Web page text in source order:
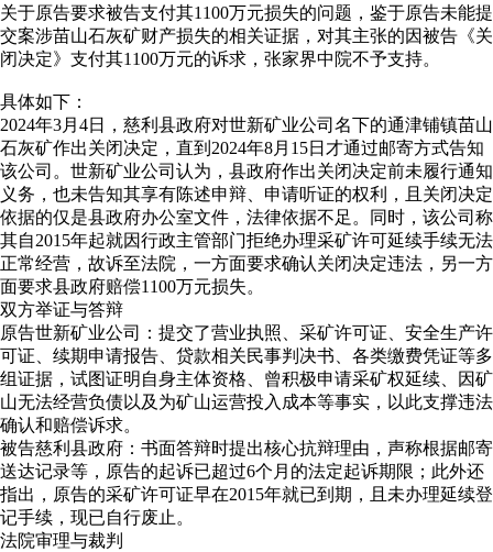
关于原告要求被告支付其1100万元损失的问题，鉴于原告未能提
交案涉苗山石灰矿财产损失的相关证据，对其主张的因被告《关
闭决定》支付其1100万元的诉求，张家界中院不予支持。
具体如下：
2024年3月4日，慈利县政府对世新矿业公司名下的通津铺镇苗山
石灰矿作出关闭决定，直到2024年8月15日才通过邮寄方式告知
该公司。世新矿业公司认为，县政府作出关闭决定前未履行通知
义务，也未告知其享有陈述申辩、申请听证的权利，且关闭决定
依据的仅是县政府办公室文件，法律依据不足。同时，该公司称
其自2015年起就因行政主管部门拒绝办理采矿许可延续手续无法
正常经营，故诉至法院，一方面要求确认关闭决定违法，另一方
面要求县政府赔偿1100万元损失。
双方举证与答辩
原告世新矿业公司：提交了营业执照、采矿许可证、安全生产许
可证、续期申请报告、贷款相关民事判决书、各类缴费凭证等多
组证据，试图证明自身主体资格、曾积极申请采矿权延续、因矿
山无法经营负债以及为矿山运营投入成本等事实，以此支撑违法
确认和赔偿诉求。
被告慈利县政府：书面答辩时提出核心抗辩理由，声称根据邮寄
送达记录等，原告的起诉已超过6个月的法定起诉期限；此外还
指出，原告的采矿许可证早在2015年就已到期，且未办理延续登
记手续，现已自行废止。
法院审理与裁判